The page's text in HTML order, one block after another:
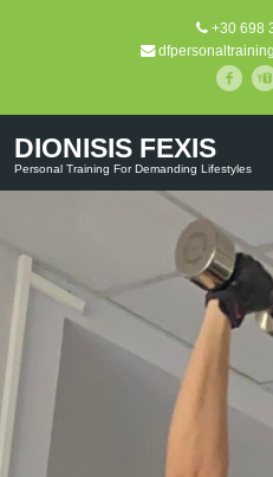
+30 698
DIONISIS FEXIS
Personal Training For Demanding Lifestyles